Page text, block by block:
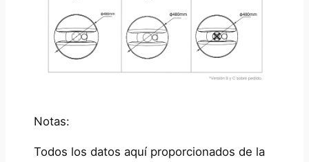
Notas:
Todos los datos aquí proporcionados de la